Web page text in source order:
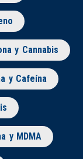
y Cannabis
y Cafeína
y MDMA